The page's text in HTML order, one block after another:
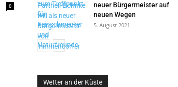
0
neuer Bürgermeister auf
neuen Wegen
5. August 2021
Wetter an der Küste